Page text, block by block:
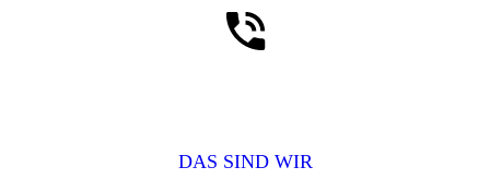
DAS SIND WIR